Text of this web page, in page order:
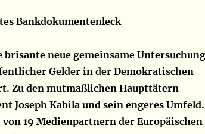
Bankdokumentenleck
neue gemeinsame
Gelder in der Demokratischen
Zu den mutmaßlichen Haupttätern
Joseph Kabila und sein engeres Umfeld.
19 Medienpartnern der Europäischen